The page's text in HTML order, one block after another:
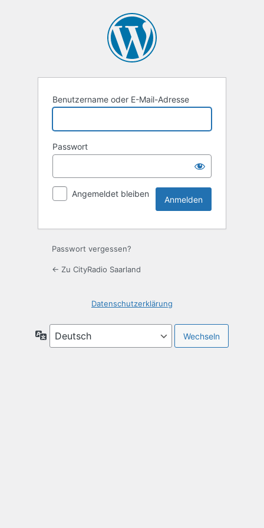
Benutzername oder E-Mail-Adresse
Passwort
Angemeldet bleiben
Passwort vergessen?
← Zu CityRadio Saarland
Datenschutzerklärung
Sprache